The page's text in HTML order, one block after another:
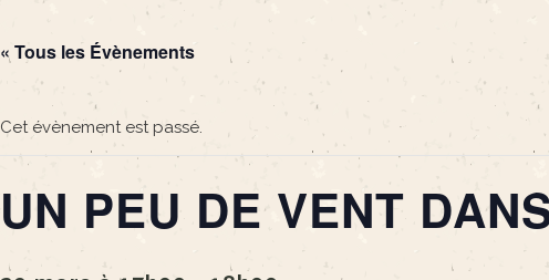
« Tous les Évènements
Cet évènement est passé.
UN PEU DE VENT